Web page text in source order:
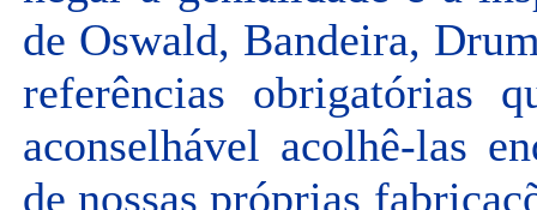
de Oswald, Bandeira,
referências obrigatórias
aconselhável acolhê-las
de nossas próprias